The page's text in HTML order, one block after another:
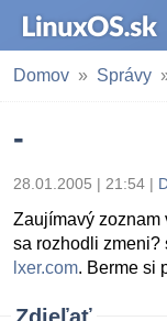
Domov Správy
-
28.01.2005 | 21:54 |
Zaujímavý zoznam
sa rozhodli zmeni?
lxer.com. Berme si